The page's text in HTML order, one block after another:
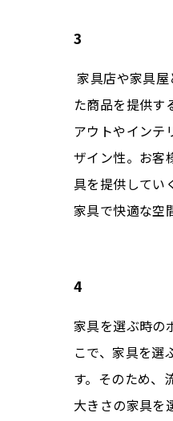
3
家具店や家具
た商品を提供す
アウトやインテ
ザイン性。お客
具を提供してい
家具で快適な空
4
家具を選ぶ時の
こで、家具を選
す。そのため、
大きさの家具を